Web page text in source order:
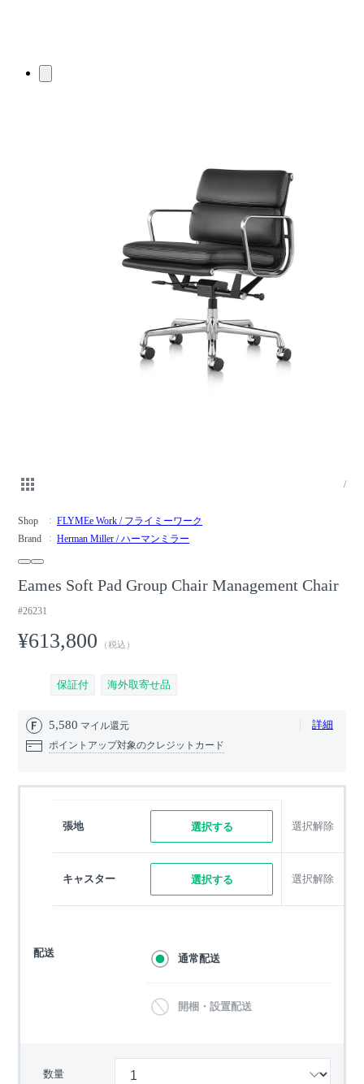
/
Shop
FLYMEe Work / フライミーワーク
Brand
Herman Miller / ハーマンミラー
Eames Soft Pad Group Chair Management Chair
#26231
¥613,800 （税込）
保証付 海外取寄せ品
5,580 マイル還元 詳細
ポイントアップ対象のクレジットカード
張地 選択する 選択解除
キャスター 選択する 選択解除
配送 通常配送
開梱・設置配送
数量